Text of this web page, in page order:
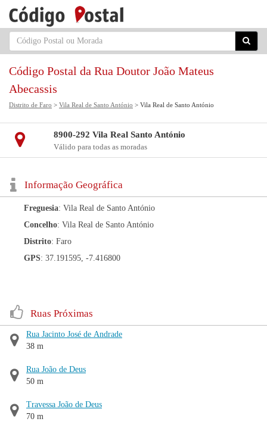
Código Postal da Rua Doutor João Mateus
Abecassis
Distrito de Faro > Vila Real de Santo António > Vila Real de Santo António
8900-292 Vila Real Santo António
Válido para todas as moradas
Informação Geográfica
Freguesia: Vila Real de Santo António
Concelho: Vila Real de Santo António
Distrito: Faro
GPS: 37.191595, -7.416800
Ruas Próximas
Rua Jacinto José de Andrade
38 m
Rua João de Deus
50 m
Travessa João de Deus
70 m